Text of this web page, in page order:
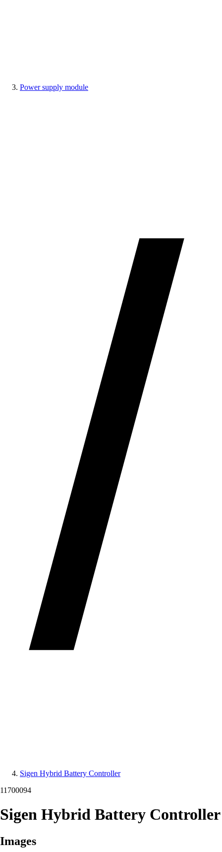
Power supply module
Sigen Hybrid Battery Controller
11700094
Sigen Hybrid Battery Controller
Images